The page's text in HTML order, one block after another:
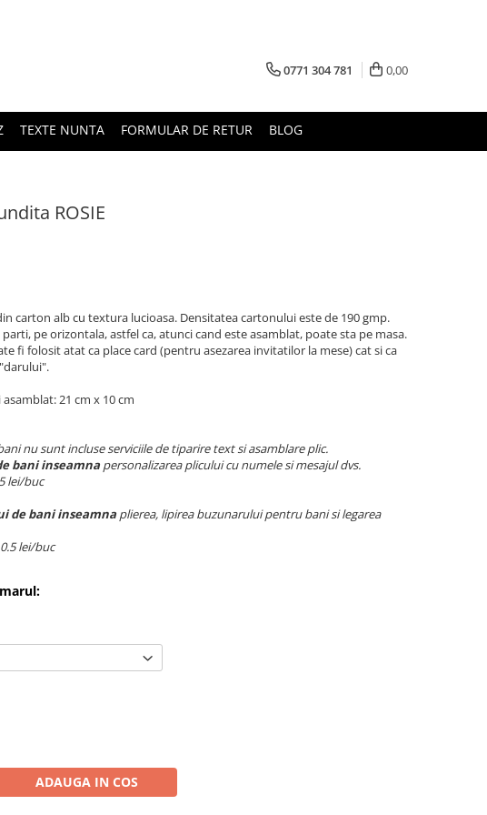
0771 304 781 0,00
TEXTE NUNTA FORMULAR DE RETUR BLOG
ROSIE
carton alb cu textura lucioasa. Densitatea cartonului este de 190 gmp.
parti, pe orizontala, astfel ca, atunci cand este asamblat, poate sta pe masa.
fi folosit atat ca place card (pentru asezarea invitatilor la mese) cat si ca
21 cm x 10 cm
nu sunt incluse serviciile de tiparire text si asamblare plic.
bani inseamna personalizarea plicului cu numele si mesajul dvs.
lei/buc
de bani inseamna plierea, lipirea buzunarului pentru bani si legarea
lei/buc
ADAUGA IN COS